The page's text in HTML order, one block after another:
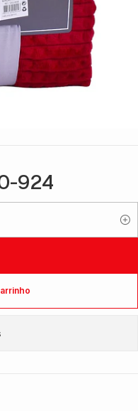
924